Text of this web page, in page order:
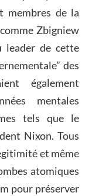
membres de la
Zbigniew
leader de cette
des
également
mentales
tels que le
Nixon. Tous
et même
atomiques
pour préserver